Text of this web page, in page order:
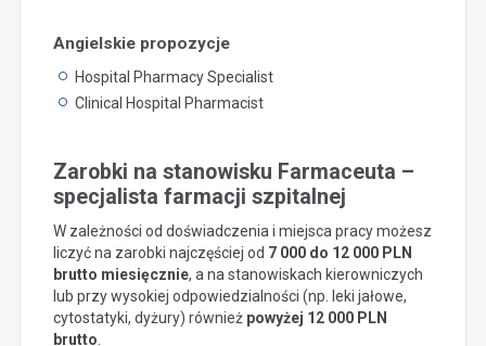
Angielskie propozycje
Hospital Pharmacy Specialist
Clinical Hospital Pharmacist
Zarobki na stanowisku Farmaceuta –
specjalista farmacji szpitalnej
W zależności od doświadczenia i miejsca pracy możesz
liczyć na zarobki najczęściej od 7 000 do 12 000 PLN
brutto miesięcznie, a na stanowiskach kierowniczych
lub przy wysokiej odpowiedzialności (np. leki jałowe,
cytostatyki, dyżury) również powyżej 12 000 PLN
brutto